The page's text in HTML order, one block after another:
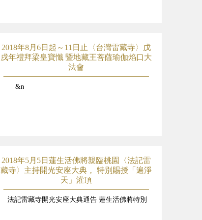
2018年8月6日起～11日止〈台灣雷藏寺〉戊
戌年禮拜梁皇寶懺 暨地藏王菩薩瑜伽焰口大
法會
&n
2018年5月5日蓮生活佛將親臨桃園〈法記雷
藏寺〉主持開光安座大典， 特別賜授「遍淨
天」灌頂
法記雷藏寺開光安座大典通告 蓮生活佛將特別